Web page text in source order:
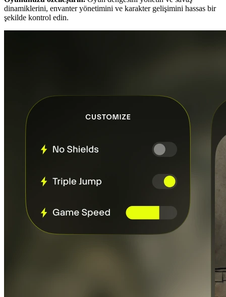
dinamiklerini, envanter yönetimini ve karakter gelişimini hassas bir
şekilde kontrol edin.